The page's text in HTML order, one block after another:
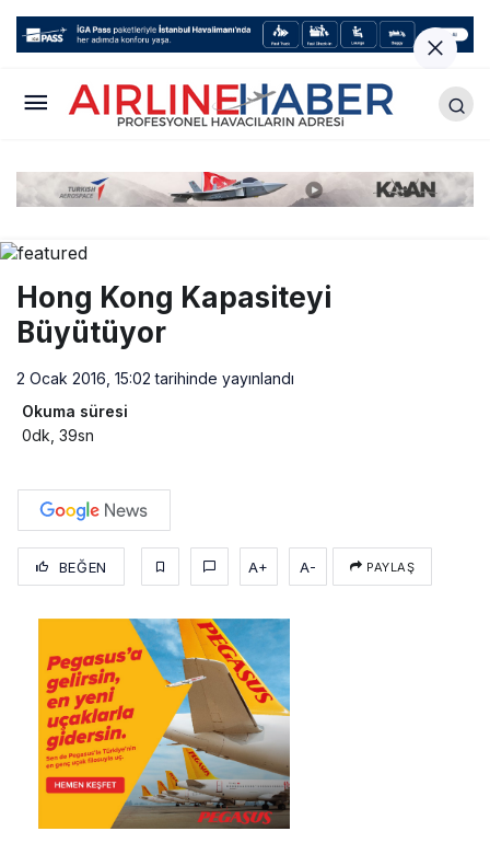
Hong Kong Kapasiteyi
Büyütüyor
2 Ocak 2016, 15:02 tarihinde yayınlandı
Okuma süresi
0dk, 39sn
BEĞEN A+ A- PAYLAŞ